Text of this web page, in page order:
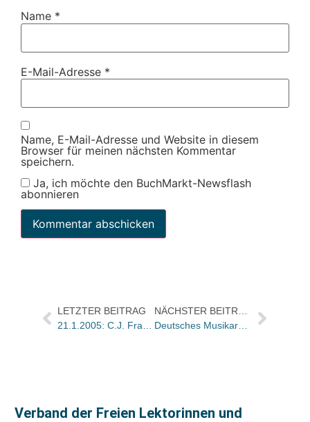
Name *
E-Mail-Adresse *
Name, E-Mail-Adresse und Website in diesem
Browser für meinen nächsten Kommentar
speichern.
Ja, ich möchte den BuchMarkt-Newsflash
abonnieren
LETZTER BEITRAG
Verband der Freien Lektorinnen und